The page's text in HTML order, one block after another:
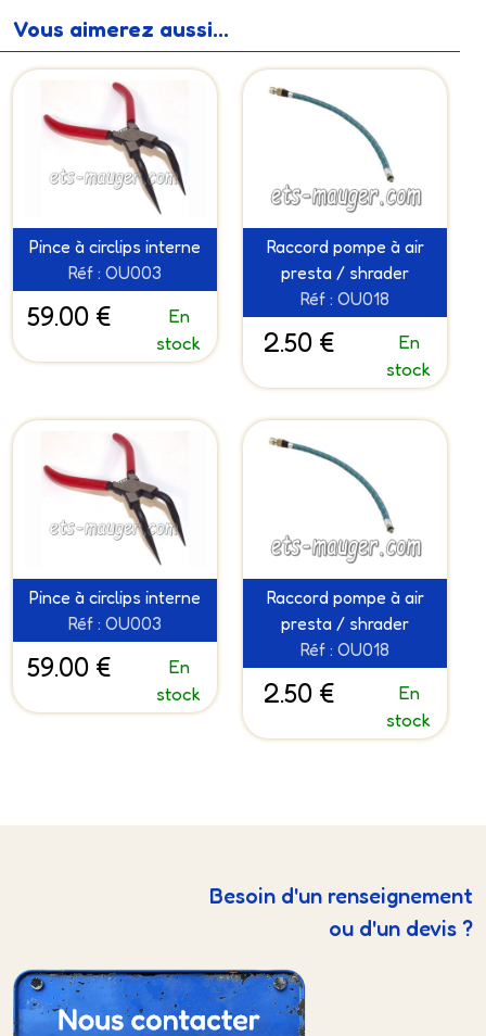
Vous aimerez aussi...
Pince à circlips interne
Réf : OU003
59.00 €
En
stock
Raccord pompe à air
presta / shrader
Réf : OU018
2.50 €
En
stock
Pince à circlips interne
Réf : OU003
59.00 €
En
stock
Raccord pompe à air
presta / shrader
Réf : OU018
2.50 €
En
stock
Besoin d'un renseignement
ou d'un devis ?